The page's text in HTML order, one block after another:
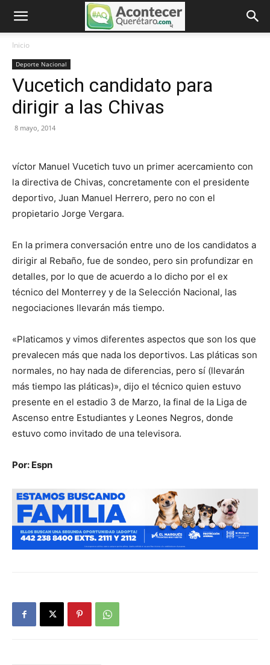
Inicio
Deporte Nacional
Vucetich candidato para
dirigir a las Chivas
8 mayo, 2014
víctor Manuel Vucetich tuvo un primer acercamiento con
la directiva de Chivas, concretamente con el presidente
deportivo, Juan Manuel Herrero, pero no con el
propietario Jorge Vergara.
En la primera conversación entre uno de los candidatos a
dirigir al Rebaño, fue de sondeo, pero sin profundizar en
detalles, por lo que de acuerdo a lo dicho por el ex
técnico del Monterrey y de la Selección Nacional, las
negociaciones llevarán más tiempo.
«Platicamos y vimos diferentes aspectos que son los que
prevalecen más que nada los deportivos. Las pláticas son
normales, no hay nada de diferencias, pero sí (llevarán
más tiempo las pláticas)», dijo el técnico quien estuvo
presente en el estadio 3 de Marzo, la final de la Liga de
Ascenso entre Estudiantes y Leones Negros, donde
estuvo como invitado de una televisora.
Por: Espn